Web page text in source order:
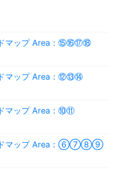
マップ Area：⑮⑯⑰⑱
マップ Area：⑫⑬⑭
マップ Area：⑩⑪
ドマップ Area：⑥⑦⑧⑨